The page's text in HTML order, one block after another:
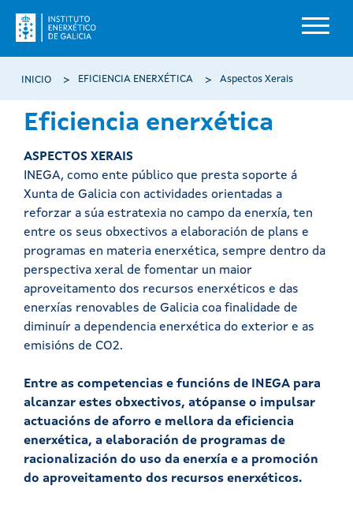
Miga de pan
INICIO EFICIENCIA ENERXÉTICA Aspectos Xerais
Eficiencia enerxética
ASPECTOS XERAIS
INEGA, como ente público que presta soporte á
Xunta de Galicia con actividades orientadas a
reforzar a súa estratexia no campo da enerxía, ten
entre os seus obxectivos a elaboración de plans e
programas en materia enerxética, sempre dentro da
perspectiva xeral de fomentar un maior
aproveitamento dos recursos enerxéticos e das
enerxías renovables de Galicia coa finalidade de
diminuír a dependencia enerxética do exterior e as
emisións de CO2.
Entre as competencias e funcións de INEGA para
alcanzar estes obxectivos, atópanse o impulsar
actuacións de aforro e mellora da eficiencia
enerxética, a elaboración de programas de
racionalización do uso da enerxía e a promoción
do aproveitamento dos recursos enerxéticos.